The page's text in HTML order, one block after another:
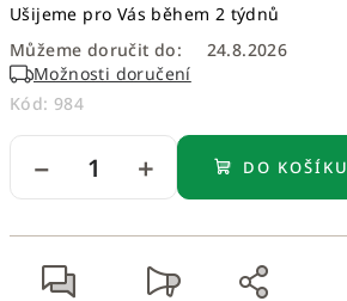
cena:
Ušijeme pro Vás během 2 týdnů
Můžeme doručit do:
24.8.2026
Možnosti doručení
Kód: 984
+
− DO KOŠÍKU